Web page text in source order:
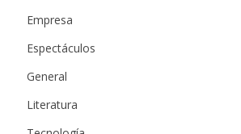
Empresa
Espectáculos
General
Literatura